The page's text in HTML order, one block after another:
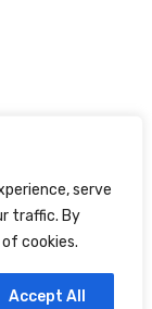
serve
traffic. By
cookies.
Accept All